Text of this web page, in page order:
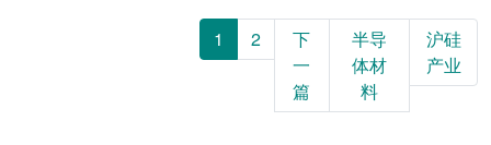
1 2
下
一
篇
半导
体材
料
沪硅
产业